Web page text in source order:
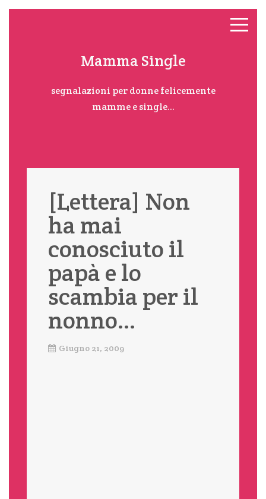
Mamma Single
segnalazioni per donne felicemente
mamme e single...
[Lettera] Non
ha mai
conosciuto il
papà e lo
scambia per il
nonno…
Giugno 21, 2009